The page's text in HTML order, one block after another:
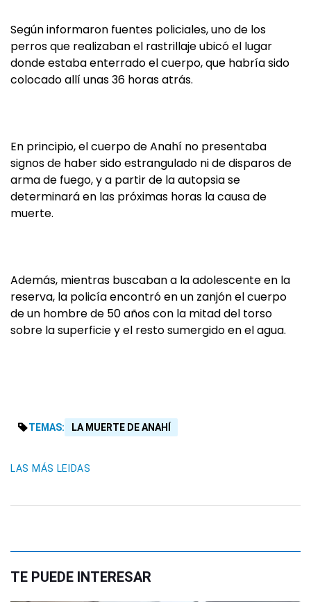
Según informaron fuentes policiales, uno de los
perros que realizaban el rastrillaje ubicó el lugar
donde estaba enterrado el cuerpo, que habría sido
colocado allí unas 36 horas atrás.
En principio, el cuerpo de Anahí no presentaba
signos de haber sido estrangulado ni de disparos de
arma de fuego, y a partir de la autopsia se
determinará en las próximas horas la causa de
muerte.
Además, mientras buscaban a la adolescente en la
reserva, la policía encontró en un zanjón el cuerpo
de un hombre de 50 años con la mitad del torso
sobre la superficie y el resto sumergido en el agua.
TEMAS: LA MUERTE DE ANAHÍ
LAS MÁS LEIDAS
TE PUEDE INTERESAR